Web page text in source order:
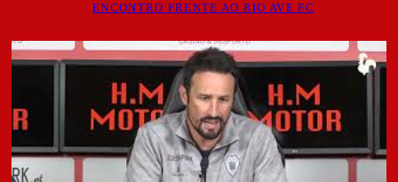
ENCONTRO FRENTE AO RIO AVE FC